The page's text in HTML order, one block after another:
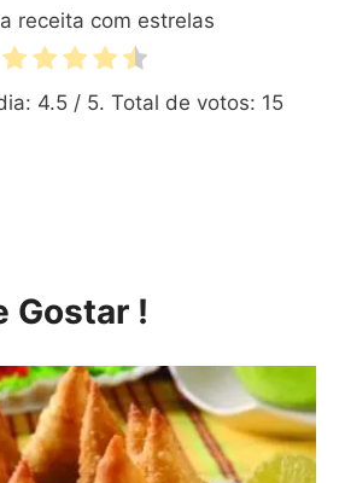
receita com estrelas
4.5 / 5. Total de votos: 15
Gostar !